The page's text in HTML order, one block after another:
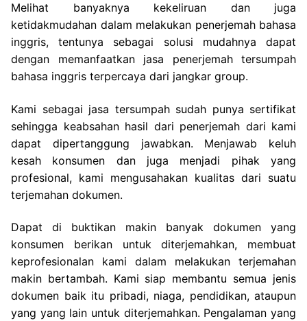
Melihat banyaknya kekeliruan dan juga
ketidakmudahan dalam melakukan penerjemah bahasa
inggris, tentunya sebagai solusi mudahnya dapat
dengan memanfaatkan jasa penerjemah tersumpah
bahasa inggris terpercaya dari jangkar group.
Kami sebagai jasa tersumpah sudah punya sertifikat
sehingga keabsahan hasil dari penerjemah dari kami
dapat dipertanggung jawabkan. Menjawab keluh
kesah konsumen dan juga menjadi pihak yang
profesional, kami mengusahakan kualitas dari suatu
terjemahan dokumen.
Dapat di buktikan makin banyak dokumen yang
konsumen berikan untuk diterjemahkan, membuat
keprofesionalan kami dalam melakukan terjemahan
makin bertambah. Kami siap membantu semua jenis
dokumen baik itu pribadi, niaga, pendidikan, ataupun
yang yang lain untuk diterjemahkan. Pengalaman yang